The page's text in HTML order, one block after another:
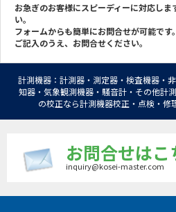
お急ぎのお客様にスピーディーに対応し
い。
フォームからも簡単にお問合せが可能で
ご記入のうえ、お問合せください。
計測機器：計測器・測定器・検査機器・
知器・気象観測機器・騒音計・その他
の校正なら計測機器校正・点検・修
お問合せはこ
inquiry@kosei-master.com